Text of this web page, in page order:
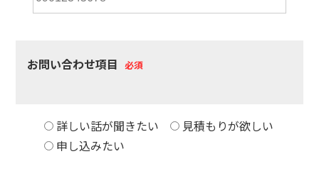
お問い合わせ項目 必須
詳しい話が聞きたい
見積もりが欲しい
申し込みたい